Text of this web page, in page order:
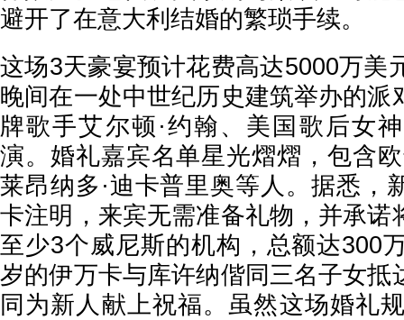
避开了在意大利结婚的繁琐手续。
这场3天豪宴预计花费高达5000万美
晚间在一处中世纪历史建筑举办的派
牌歌手艾尔顿·约翰、美国歌后女
演。婚礼嘉宾名单星光熠熠，包含
莱昂纳多·迪卡普里奥等人。据悉，
卡注明，来宾无需准备礼物，并承诺
至少3个威尼斯的机构，总额达300
岁的伊万卡与库许纳偕同三名子女抵
同为新人献上祝福。虽然这场婚礼